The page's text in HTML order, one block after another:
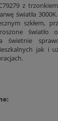
z
światła
szkłem,
światło
świetnie
jak i